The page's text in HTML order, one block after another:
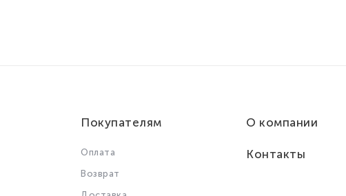
Покупателям
Оплата
Возврат
О компании
Контакты